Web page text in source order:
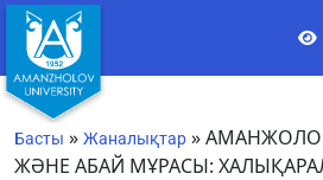
Басты » Жаналықтар »
ЖӘНЕ АБАЙ МҰРАСЫ: